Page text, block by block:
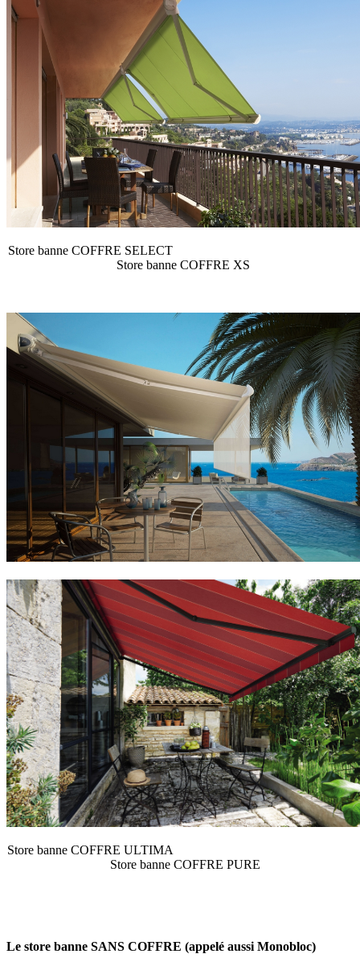
Store banne COFFRE SELECT
Store banne COFFRE XS
Store banne COFFRE ULTIMA
Store banne COFFRE PURE
Le store banne SANS COFFRE (appelé aussi Monobloc)